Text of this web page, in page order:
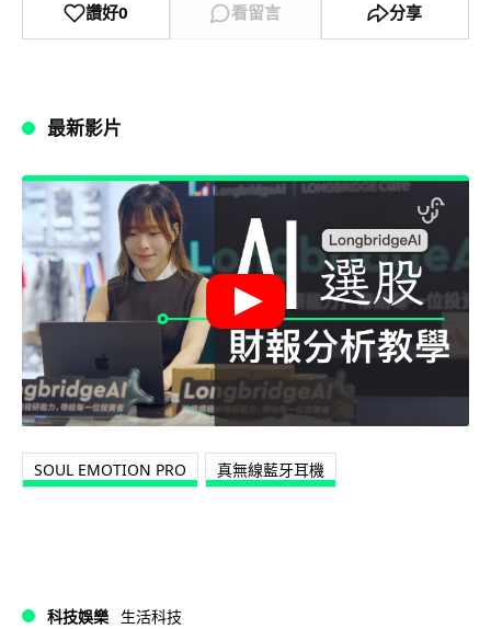
讚好0 看留言 分享
最新影片
SOUL EMOTION PRO 真無線藍牙耳機
科技娛樂 生活科技